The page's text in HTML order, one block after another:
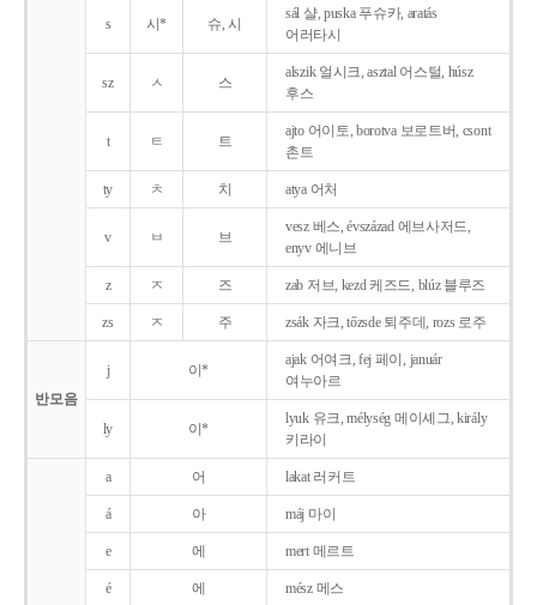
s 시* 슈, 시
sál 샬, puska 푸슈카, aratás
어러타시
sz ㅅ 스
alszik 얼시크, asztal 어스털, húsz
후스
t ㅌ 트
ajto 어이토, borotva 보로트버, csont
촌트
ty ㅊ 치 atya 어처
v ㅂ 브
vesz 베스, évszázad 에브사저드,
enyv 에니브
z ㅈ 즈 zab 저브, kezd 케즈드, blúz 블루즈
zs ㅈ 주 zsák 자크, tőzsde 퇴주데, rozs 로주
반모음
j 이*
ajak 어여크, fej 페이, január
여누아르
ly 이*
lyuk 유크, mélység 메이셰그, király
키라이
a 어 lakat 러커트
á 아 máj 마이
e 에 mert 메르트
é 에 mész 메스